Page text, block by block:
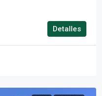
Detalles